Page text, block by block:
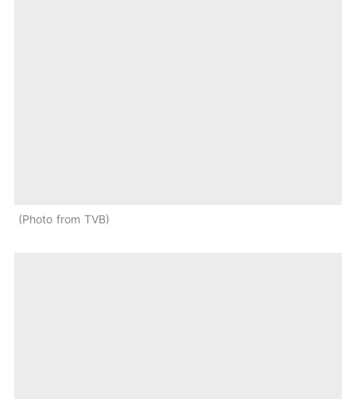
Photo from TVB